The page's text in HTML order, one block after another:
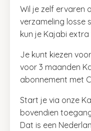
Wil je zelf ervaren
verzameling losse
kun je Kajabi
Je kunt kiezen
voor 3 maanden
abonnement met
Start je via onze
bovendien
Dat is een